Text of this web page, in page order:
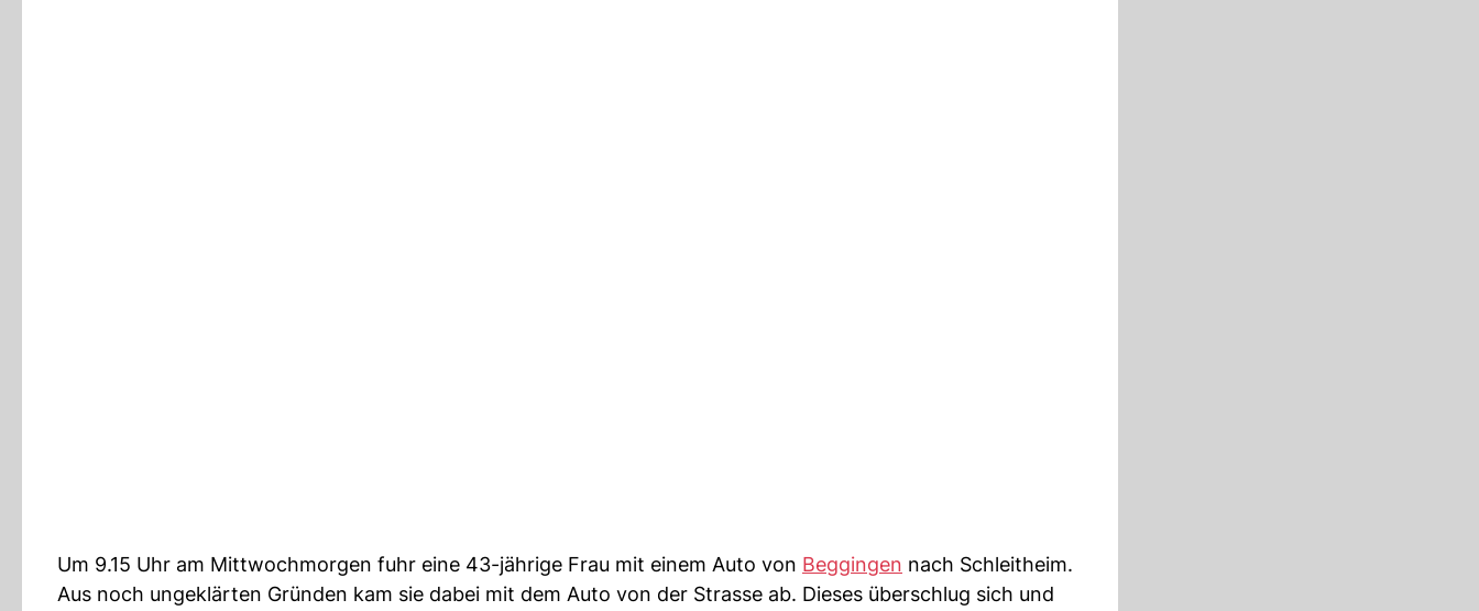
Um 9.15 Uhr am Mittwochmorgen fuhr eine 43-jährige Frau mit einem Auto von Beggingen nach Schleitheim.
Aus noch ungeklärten Gründen kam sie dabei mit dem Auto von der Strasse ab. Dieses überschlug sich und